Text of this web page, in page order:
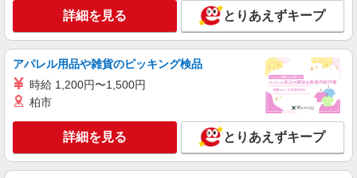
株式会社kotrio /●SW-S-2078102
★高収入★未経験でも高時給1550円〜｜高級
シニア向け住宅STAFF
時給1550円〜2312円 ＜交通費全支給(ガソリ
武蔵村山市
キープ 詳細を見る
詳細を見る とりあえずキープ
アパレル用品や雑貨のピッキング検品
時給 1,200円〜1,500円
柏市
詳細を見る とりあえずキープ